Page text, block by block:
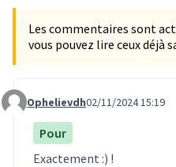
Les commentaires sont
vous pouvez lire ceux déjà
Commentaire 3407
Ophelievdh02/11/2024 15:19
Pour
Exactement :) !